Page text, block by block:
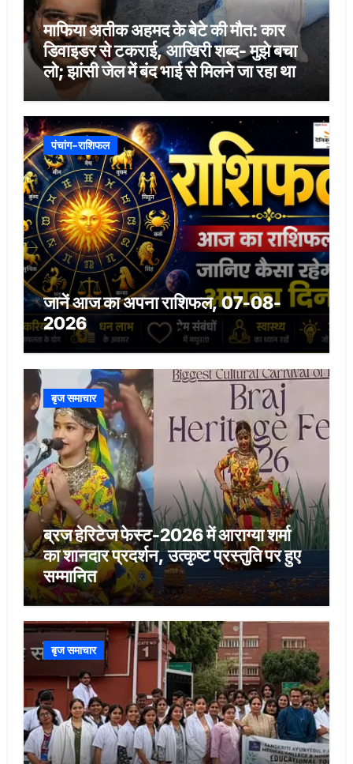
माफिया अतीक अहमद के बेटे की मौत: कार
डिवाइडर से टकराई, आखिरी शब्द- मुझे बचा
लो; झांसी जेल में बंद भाई से मिलने जा रहा था
पंचांग-राशिफल
जानें आज का अपना राशिफल, 07-08-
2026
बृज समाचार
ब्रज हेरिटेज फेस्ट-2026 में आराग्या शर्मा
का शानदार प्रदर्शन, उत्कृष्ट प्रस्तुति पर हुए
सम्मानित
बृज समाचार